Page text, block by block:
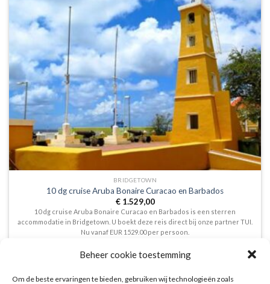
Beheer cookie toestemming
Om de beste ervaringen te bieden, gebruiken wij technologieën zoals
BRIDGETOWN
10 dg cruise Aruba Bonaire Curacao en Barbados
€1.529,00
10 dg cruise Aruba Bonaire Curacao en Barbados is een sterren
accommodatie in Bridgetown. U boekt deze reis direct bij onze partner TUI.
Nu vanaf EUR 1529.00 per persoon.
PRIJZEN EN BOEKEN